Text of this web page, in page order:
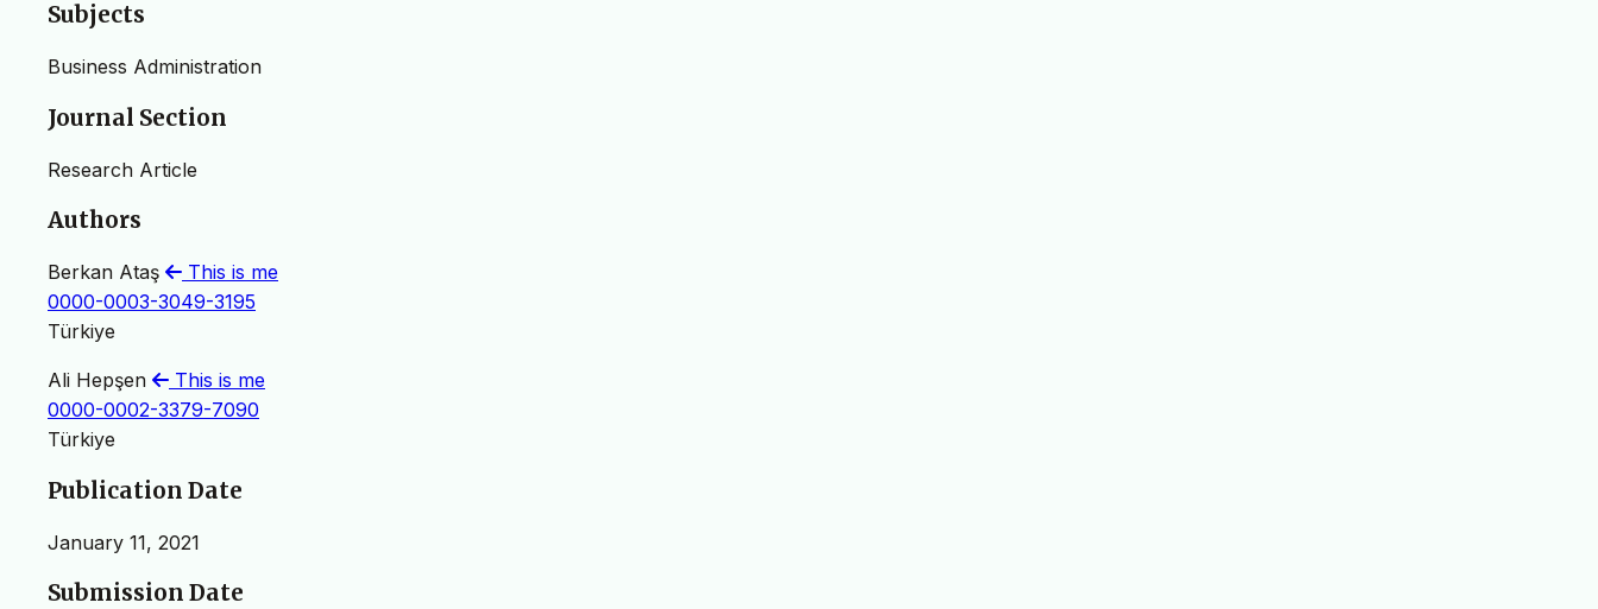
Subjects
Business Administration
Journal Section
Research Article
Authors
Berkan Ataş
This is me
0000-0003-3049-3195
Türkiye
Ali Hepşen
This is me
0000-0002-3379-7090
Türkiye
Publication Date
January 11, 2021
Submission Date